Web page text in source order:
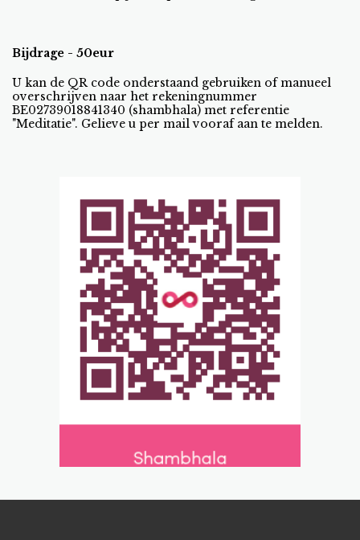
Bijdrage - 50eur
U kan de QR code onderstaand gebruiken of manueel
overschrijven naar het rekeningnummer
BE02739018841340 (shambhala) met referentie
"Meditatie". Gelieve u per mail vooraf aan te melden.